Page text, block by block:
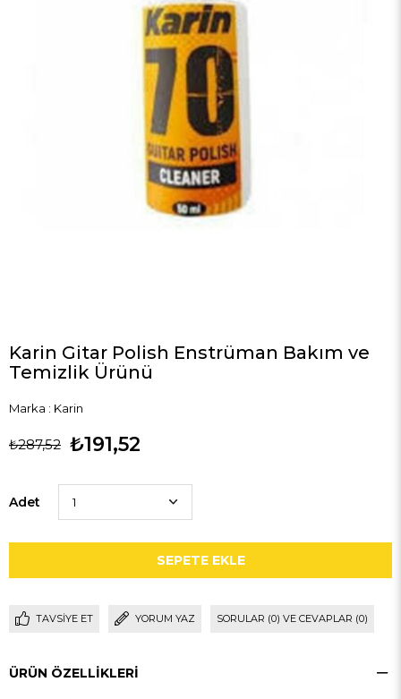
Karin Gitar Polish Enstrüman Bakım ve
Temizlik Ürünü
Marka : Karin
₺287,52 ₺191,52
Adet
TAVSIYE ET YORUM YAZ SORULAR (0) VE CEVAPLAR (0)
ÜRÜN ÖZELLIKLERI